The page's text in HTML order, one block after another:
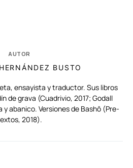
AUTOR
BUSTO
ensayista y traductor. Sus libros
de grava (Cuadrivio, 2017; Godall
y abanico. Versiones de Bashô (Pre-
2018).